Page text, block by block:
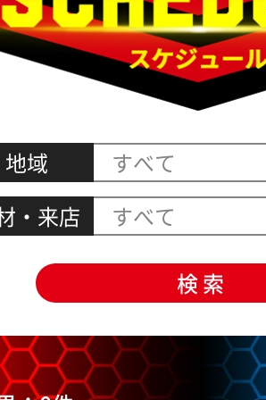
地域
・来店
すべて
検 索